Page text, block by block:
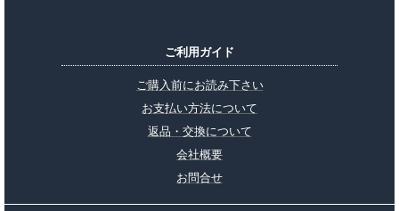
ご利用ガイド
ご購入前にお読み下さい
お支払い方法について
返品・交換について
会社概要
お問合せ